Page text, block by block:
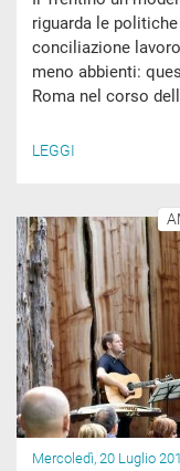
riguarda le
conciliazione
meno abbienti:
Roma nel corso
LEGGI
Mercoledì, 20 Luglio